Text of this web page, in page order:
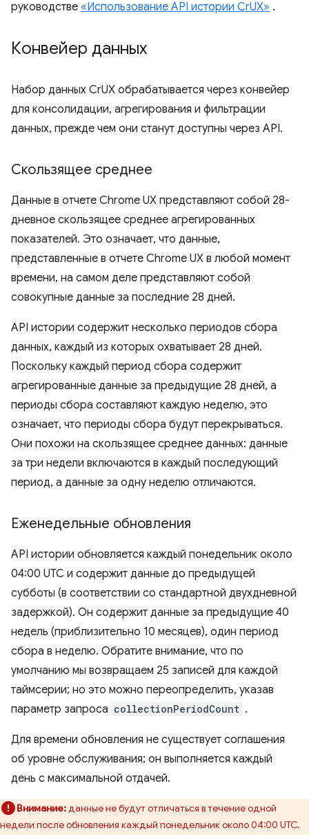
руководстве «Использование API истории CrUX» .
Конвейер данных
Набор данных CrUX обрабатывается через конвейер
для консолидации, агрегирования и фильтрации
данных, прежде чем они станут доступны через API.
Скользящее среднее
Данные в отчете Chrome UX представляют собой 28-
дневное скользящее среднее агрегированных
показателей. Это означает, что данные,
представленные в отчете Chrome UX в любой момент
времени, на самом деле представляют собой
совокупные данные за последние 28 дней.
API истории содержит несколько периодов сбора
данных, каждый из которых охватывает 28 дней.
Поскольку каждый период сбора содержит
агрегированные данные за предыдущие 28 дней, а
периоды сбора составляют каждую неделю, это
означает, что периоды сбора будут перекрываться.
Они похожи на скользящее среднее данных: данные
за три недели включаются в каждый последующий
период, а данные за одну неделю отличаются.
Еженедельные обновления
API истории обновляется каждый понедельник около
04:00 UTC и содержит данные до предыдущей
субботы (в соответствии со стандартной двухдневной
задержкой). Он содержит данные за предыдущие 40
недель (приблизительно 10 месяцев), один период
сбора в неделю. Обратите внимание, что по
умолчанию мы возвращаем 25 записей для каждой
таймсерии; но это можно переопределить, указав
параметр запроса collectionPeriodCount .
Для времени обновления не существует соглашения
об уровне обслуживания; он выполняется каждый
день с максимальной отдачей.
Внимание:данные не будут отличаться в течение одной
недели после обновления каждый понедельник около 04:00 UTC.